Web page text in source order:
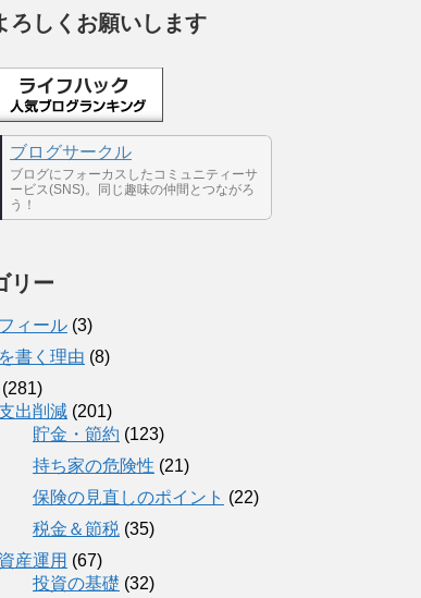
ろしくお願いします
ブログサークル
ブログにフォーカスしたコミュニティーサ
ービス(SNS)。同じ趣味の仲間とつながろ
う！
リー
ィール (3)
書く理由 (8)
(281)
出削減 (201)
貯金・節約 (123)
持ち家の危険性 (21)
保険の見直しのポイント (22)
税金＆節税 (35)
資産運用 (67)
投資の基礎 (32)